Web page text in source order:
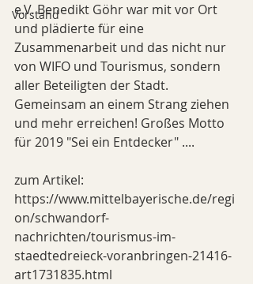
Vorstand
e.V. Benedikt Göhr war mit vor Ort
und plädierte für eine
Zusammenarbeit und das nicht nur
von WIFO und Tourismus, sondern
aller Beteiligten der Stadt.
Gemeinsam an einem Strang ziehen
und mehr erreichen! Großes Motto
für 2019 "Sei ein Entdecker" ....
zum Artikel:
https://www.mittelbayerische.de/regi
on/schwandorf-
nachrichten/tourismus-im-
staedtedreieck-voranbringen-21416-
art1731835.html